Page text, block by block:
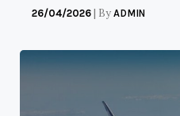
26/04/2026 | By ADMIN